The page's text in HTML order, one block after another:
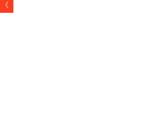
《